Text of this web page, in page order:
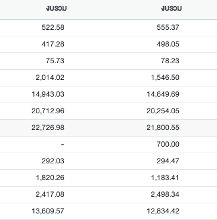
งบรวม งบรวม
522.58 555.37
417.28 498.05
75.73 78.23
2,014.02 1,546.50
14,943.03 14,649.69
20,712.96 20,254.05
22,726.98 21,800.55
- 700.00
292.03 294.47
1,820.26 1,183.41
2,417.08 2,498.34
13,609.57 12,834.42